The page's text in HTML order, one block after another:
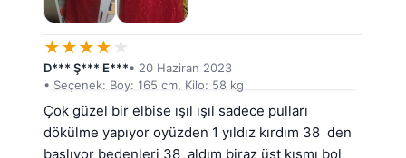
★★★★ ★
D*** Ş*** E***• 20 Haziran 2023
• Seçenek: Boy: 165 cm, Kilo: 58 kg
Çok güzel bir elbise ışıl ışıl sadece pulları
dökülme yapıyor oyüzden 1 yıldız kırdım 38  den
başlıyor bedenleri 38  aldım biraz üst kısmı bol